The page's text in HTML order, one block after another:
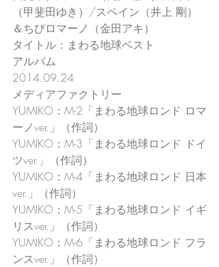
（甲斐田ゆき）/スペイン（井上 剛）
＆ちびロマーノ（金田アキ）
タイトル：まわる地球ベスト
アルバム
2014.09.24
メディアファクトリー
YUMIKO：M-2「まわる地球ロンド ロマ
ーノver.」（作詞）
YUMIKO：M-3「まわる地球ロンド ドイ
ツver.」（作詞）
YUMIKO：M-4「まわる地球ロンド 日本
ver.」（作詞）
YUMIKO：M-5「まわる地球ロンド イギ
リスver.」（作詞）
YUMIKO：M-6「まわる地球ロンド フラ
ンスver.」（作詞）